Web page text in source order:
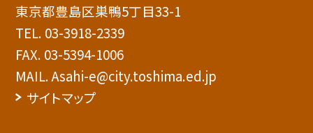
東京都豊島区巣鴨5丁目33-1
TEL. 03-3918-2339
FAX. 03-5394-1006
MAIL. Asahi-e@city.toshima.ed.jp
サイトマップ